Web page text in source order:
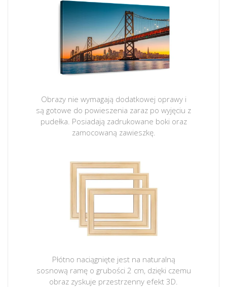
Obrazy nie wymagają dodatkowej oprawy i
są gotowe do powieszenia zaraz po wyjęciu z
pudełka. Posiadają zadrukowane boki oraz
zamocowaną zawieszkę.
Płótno naciągnięte jest na naturalną
sosnową ramę o grubości 2 cm, dzięki czemu
obraz zyskuje przestrzenny efekt 3D.